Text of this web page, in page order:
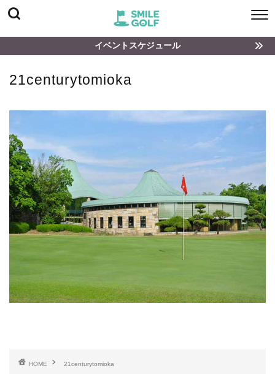
イベントスケジュール
21centurytomioka
HOME 21centurytomioka